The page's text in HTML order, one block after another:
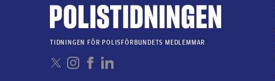
TIDNINGEN FÖR POLISFÖRBUNDETS MEDLEMMAR